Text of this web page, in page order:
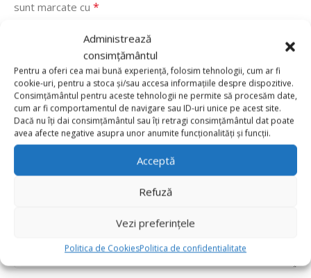
Administrează
consimțământul
Pentru a oferi cea mai bună experiență, folosim tehnologii, cum ar fi
cookie-uri, pentru a stoca și/sau accesa informațiile despre dispozitive.
Consimțământul pentru aceste tehnologii ne permite să procesăm date,
cum ar fi comportamentul de navigare sau ID-uri unice pe acest site.
Dacă nu îți dai consimțământul sau îți retragi consimțământul dat poate
avea afecte negative asupra unor anumite funcționalități și funcții.
Acceptă
Refuză
Vezi preferințele
Politica de CookiesPolitica de confidentialitate
sunt marcate cu *
Value for money
Durability
Delivery speed
Recenzia ta *